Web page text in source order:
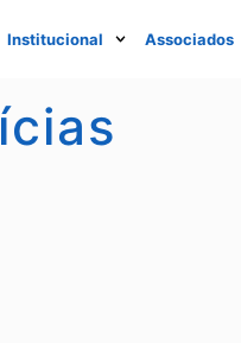
Institucional Associados